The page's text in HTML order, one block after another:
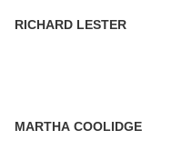
RICHARD LESTER
MARTHA COOLIDGE